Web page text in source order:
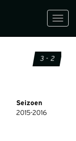
3 - 2
Seizoen
2015-2016